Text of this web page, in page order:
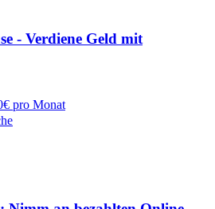
- Verdiene Geld mit
pro Monat